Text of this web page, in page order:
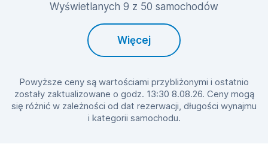
Wyświetlanych 9 z 50 samochodów
Więcej
Powyższe ceny są wartościami przybliżonymi i ostatnio
zostały zaktualizowane o godz. 13:30 8.08.26. Ceny mogą
się różnić w zależności od dat rezerwacji, długości wynajmu
i kategorii samochodu.